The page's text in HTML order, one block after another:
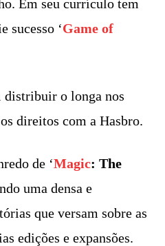
Em seu currículo tem
sucesso ‘Game of
distribuir o longa nos
direitos com a Hasbro.
de ‘Magic: The
uma densa e
que versam sobre as
edições e expansões.